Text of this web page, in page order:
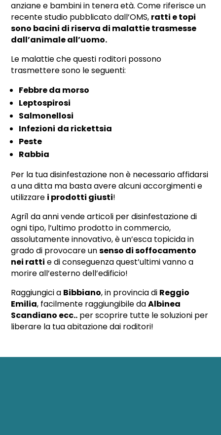
anziane e bambini in tenera età. Come riferisce un
recente studio pubblicato dall’OMS, ratti e topi
sono bacini di riserva di malattie trasmesse
dall’animale all’uomo.
Le malattie che questi roditori possono
trasmettere sono le seguenti:
Febbre da morso
Leptospirosi
Salmonellosi
Infezioni da rickettsia
Peste
Rabbia
Per la tua disinfestazione non è necessario affidarsi
a una ditta ma basta avere alcuni accorgimenti e
utilizzare i prodotti giusti!
Agri1 da anni vende articoli per disinfestazione di
ogni tipo, l’ultimo prodotto in commercio,
assolutamente innovativo, è un’esca topicida in
grado di provocare unsenso di soffocamento
nei ratti e di conseguenza quest’ultimi vanno a
morire all’esterno dell’edificio!
Raggiungici a Bibbiano, in provincia di Reggio
Emilia, facilmente raggiungibile daAlbinea
Scandiano ecc.. per scoprire tutte le soluzioni per
liberare la tua abitazione dai roditori!